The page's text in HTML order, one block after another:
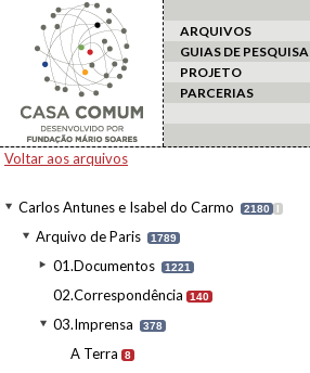
ARQUIVOS
GUIAS DE PESQUISA
PROJETO
PARCERIAS
Voltar aos arquivos
Carlos Antunes e Isabel do Carmo 2180 I
Arquivo de Paris 1789
01.Documentos 1221
02.Correspondência 140
03.Imprensa 378
A Terra 8